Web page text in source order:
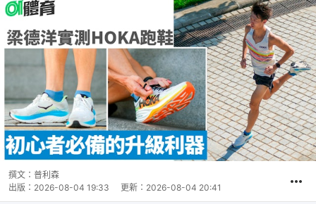
撰文： 普利森
出版： 2026-08-04 19:33 更新： 2026-08-04 20:41